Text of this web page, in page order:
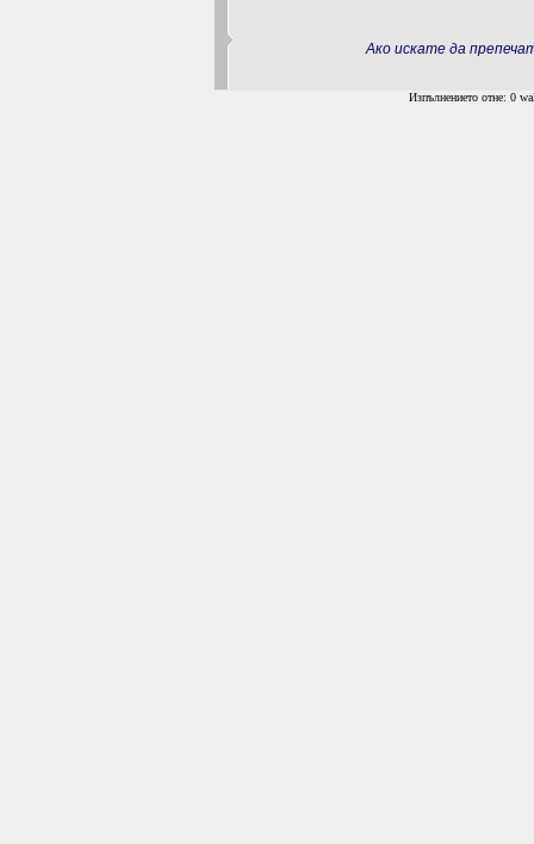
Ако искате да
Изпълнението отне: 0